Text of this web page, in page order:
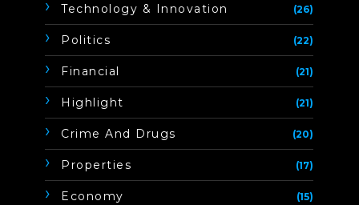
Technology & Innovation (26)
Politics (22)
Financial (21)
Highlight (21)
Crime And Drugs (20)
Properties (17)
Economy (15)